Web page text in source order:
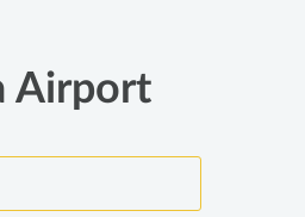
Airport